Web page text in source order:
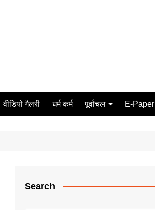
वीडियो गैलरी धर्म कर्म पूर्वांचल E-Paper
Search